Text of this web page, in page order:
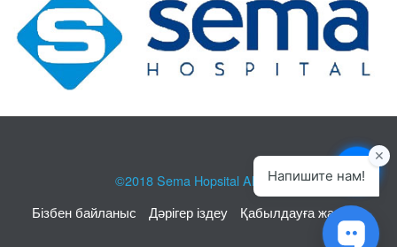
©2018Sema Hopsital Almaty
Бізбен байланыс
Дәрігер іздеу Қабылдауға жазылу